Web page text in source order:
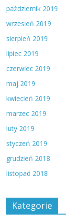
październik 2019
wrzesień 2019
sierpień 2019
lipiec 2019
czerwiec 2019
maj 2019
kwiecień 2019
marzec 2019
luty 2019
styczeń 2019
grudzień 2018
listopad 2018
Kategorie